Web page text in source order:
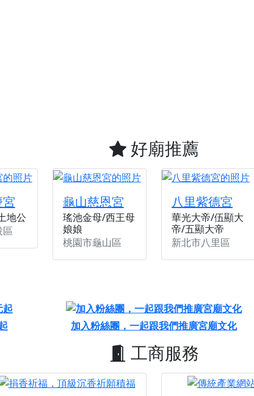
天宮】七娘媽聖誕祝壽慶典，誠摯邀請十方善信大德攜
廟)】虎爺元帥 開光大典，祈求虎爺神威護持，庇佑闔家
編加入我們LINE官方帳號，讓我們協助您的廟宇推廣。
好廟推薦
地公
區
龜山慈恩宮
瑤池金母/西王母
娘娘
桃園市龜山區
八里紫德宮
華光大帝/伍顯大
帝/五顯大帝
新北市八里區
加入粉絲團，一起跟我們推廣宮廟文化
工商服務